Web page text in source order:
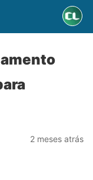
2 meses atrás